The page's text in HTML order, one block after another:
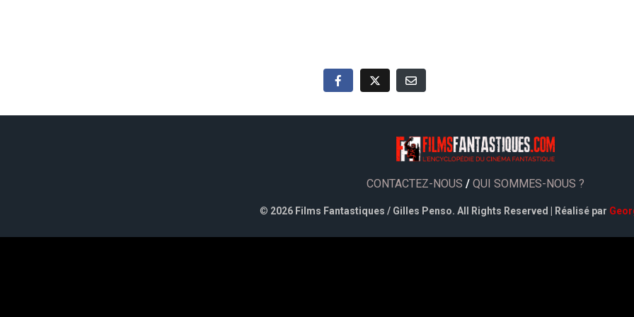
CONTACTEZ-NOUS / QUI SOMMES-NOUS ?
© 2026 Films Fantastiques / Gilles Penso. All Rights Reserved | Réalisé par